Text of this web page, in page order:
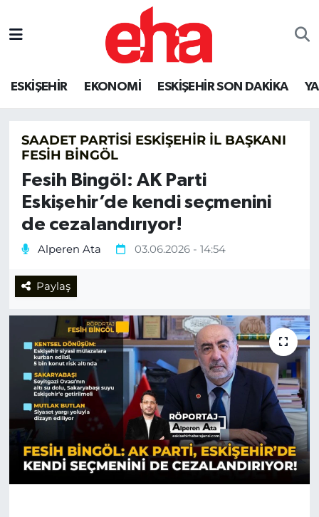
ESKİŞEHİR EKONOMİ ESKİŞEHİR SON DAKİKA
SAADET PARTISI ESKIŞEHIR İL BAŞKANI
FESIH BINGÖL
Fesih Bingöl: AK Parti
Eskişehir’de kendi seçmenini
de cezalandırıyor!
Alperen Ata 03.06.2026 - 14:54
Paylaş